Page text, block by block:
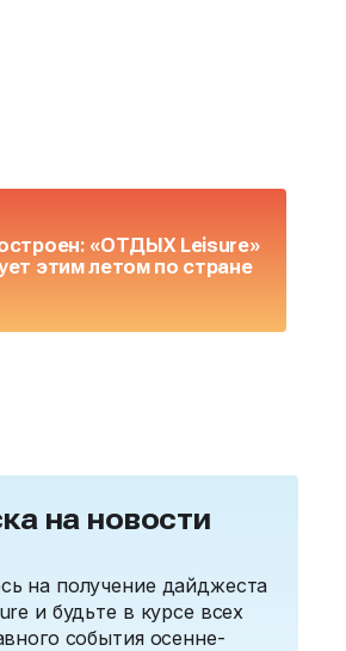
«ОТДЫХ Leisure»
этим летом по стране
на новости
на получение дайджеста
и будьте в курсе всех
события осенне-